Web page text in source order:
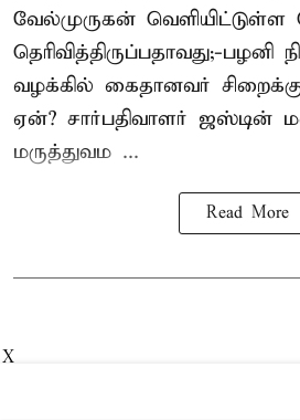
வேல்முருகன் வெளியிட்டுள்ள
தெரிவித்திருப்பதாவது;-பழனி
வழக்கில் கைதானவர்
ஏன்? சார்பதிவாளர் ஜஸ்டின்
மருத்துவம ...
Read More
X